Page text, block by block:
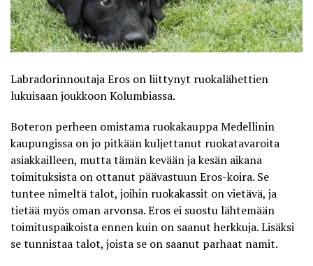
Labradorinnoutaja Eros on liittynyt ruokalähettien
lukuisaan joukkoon Kolumbiassa.
Boteron perheen omistama ruokakauppa Medellinin
kaupungissa on jo pitkään kuljettanut ruokatavaroita
asiakkailleen, mutta tämän kevään ja kesän aikana
toimituksista on ottanut päävastuun Eros-koira. Se
tuntee nimeltä talot, joihin ruokakassit on vietävä, ja
tietää myös oman arvonsa.Eros ei suostu lähtemään
toimituspaikoista ennen kuin on saanut herkkuja. Lisäksi
se tunnistaa talot, joista se on saanut parhaat namit.